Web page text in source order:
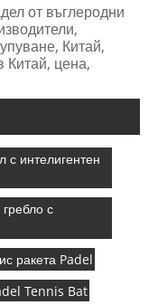
от въглеродни
Китай,
Китай, цена,
с интелигентен
с
ракета Padel
Tennis Bat